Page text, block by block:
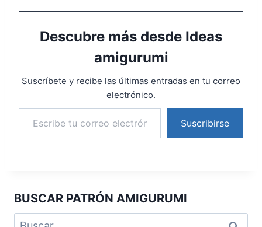
Descubre más desde Ideas
amigurumi
Suscríbete y recibe las últimas entradas en tu correo
electrónico.
Suscribirse
BUSCAR PATRÓN AMIGURUMI